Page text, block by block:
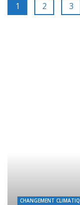
1 2 3
CHANGEMENT